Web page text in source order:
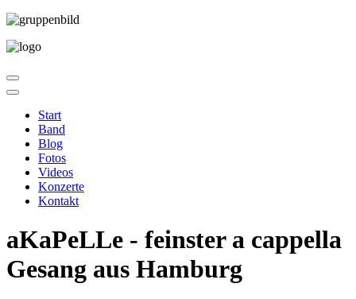
Start
Band
Blog
Fotos
Videos
Konzerte
Kontakt
aKaPeLLe - feinster a cappella
Gesang aus Hamburg